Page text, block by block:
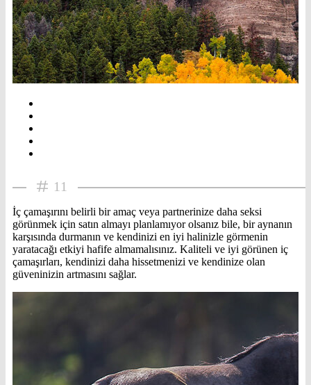
11
İç çamaşırını belirli bir amaç veya partnerinize daha seksi
görünmek için satın almayı planlamıyor olsanız bile, bir aynanın
karşısında durmanın ve kendinizi en iyi halinizle görmenin
yaratacağı etkiyi hafife almamalısınız. Kaliteli ve iyi görünen iç
çamaşırları, kendinizi daha hissetmenizi ve kendinize olan
güveninizin artmasını sağlar.